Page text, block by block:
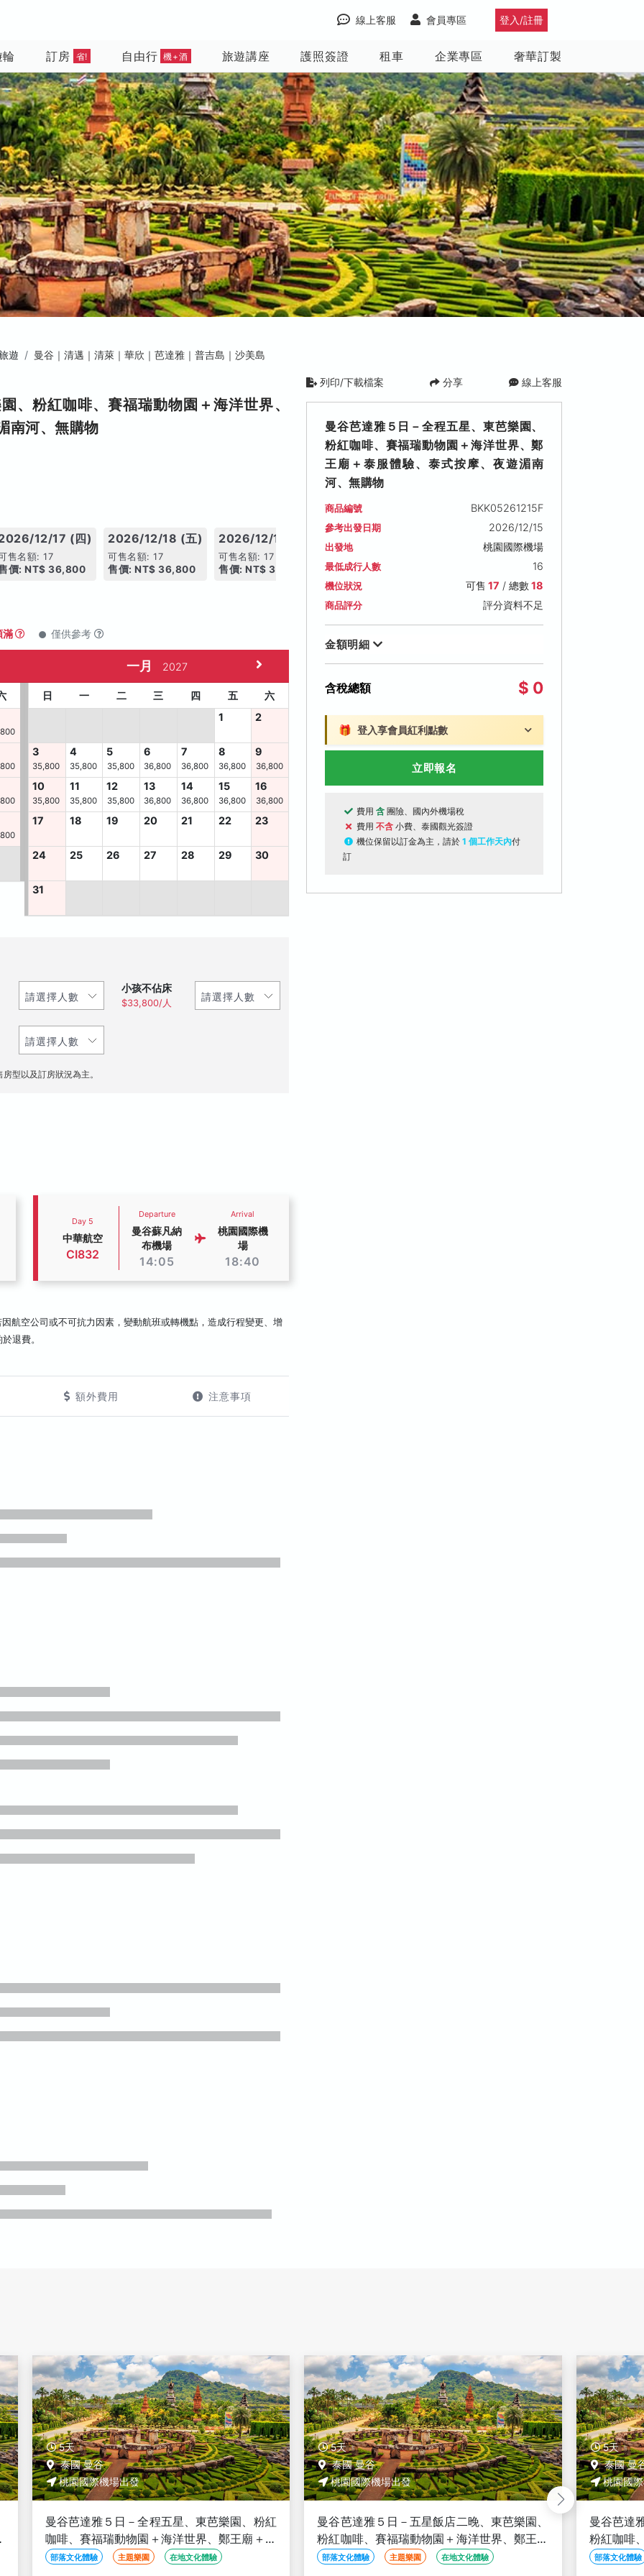
登入/註冊
會員專區
線上客服
訂房 省! 自由行 機+酒 旅遊講座 護照簽證 租車 企業專區 奢華訂製
遊 曼谷｜清邁｜清萊｜華欣｜芭達雅｜普吉島｜沙美島
、粉紅咖啡、賽福瑞動物園＋海洋世界、
南河、無購物
12/17 (四)
售名額: 17
價: NT$ 36,800
2026/12/18 (五)
可售名額: 17
售價: NT$ 36,800
2026/12/19 (六)
可售名額: 17
售價: NT$ 36,800
2026/12/20 (日)
售價: NT$ 35,800
2026/12/21 (一)
滿 僅供參考
一月 2027
日 一 二 三 四 五
六
1
2
3
35,800
4
35,800
5
35,800
6
36,800
7
36,800
8
36,800
9
36,800
10
35,800
11
35,800
12
35,800
13
36,800
14
36,800
15
36,800
16
36,800
17 18 19 20 21 22 23
24 25 26 27 28 29 30
31
小孩不佔床
$33,800/人
型以及訂房狀況為主。
Day 5
中華航空
CI832
Departure
曼谷蘇凡納
布機場
14:05
Arrival
桃園國際機
場
18:40
航空公司或不可抗力因素，變動航班或轉機點，造成行程變更、增
退費。
額外費用 注意事項
列印/下載檔案 分享 線上客服
曼谷芭達雅５日－全程五星、東芭樂園、
粉紅咖啡、賽福瑞動物園＋海洋世界、鄭
王廟＋泰服體驗、泰式按摩、夜遊湄南
河、無購物
商品編號 BKK05261215F
參考出發日期 2026/12/15
出發地 桃園國際機場
最低成行人數 16
機位狀況 可售 17 / 總數18
商品評分 評分資料不足
金額明細
含稅總額 $ 0
🎁 登入享會員紅利點數
立即報名
費用 含 團險、國內外機場稅
費用 不含 小費、泰國觀光簽證
機位保留以訂金為主，請於 1 個工作天內付
訂
5天
泰國 曼谷
桃園國際機場出發
曼谷芭達雅５日－五星飯店二晚、東芭樂園、
粉紅咖啡、賽福瑞動物園＋海洋世界、鄭王廟
＋泰服體驗、泰式按摩、夜遊湄南河、無購物
部落文化體驗 主題樂園 在地文化體驗
5天
泰國 曼谷
桃園國際機場出發
曼谷芭達雅５日－五星飯店二晚、東芭樂園、
粉紅咖啡、賽福瑞動物園＋海洋世界、鄭王廟
＋泰服體驗、泰式按摩、夜遊湄南河、無購物
部落文化體驗 主題樂園 在地文化體驗
5天
泰國 曼
桃園國
曼谷芭達
咖啡、賽
服體驗、
部落文化體驗